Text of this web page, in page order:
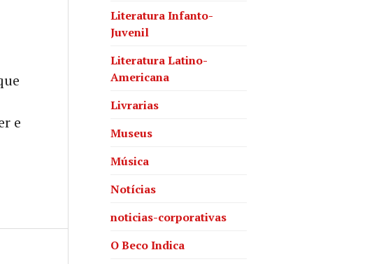
e
Literatura Infanto-
Juvenil
Literatura Latino-
Americana
Livrarias
Museus
Música
Notícias
noticias-corporativas
O Beco Indica